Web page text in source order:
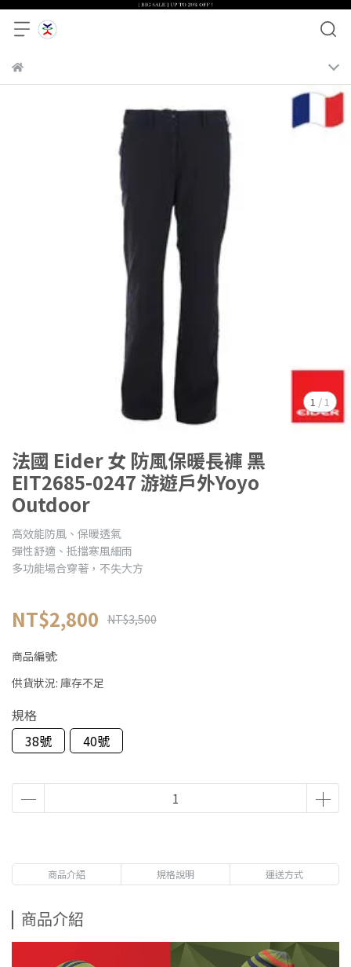
1 /1
法國 Eider 女 防風保暖長褲 黑
EIT2685-0247 游遊戶外Yoyo
Outdoor
高效能防風、保暖透氣
彈性舒適、抵擋寒風細雨
多功能場合穿著，不失大方
NT$2,800 NT$3,500
商品編號:
供貨狀況: 庫存不足
規格
38號
40號
商品介紹 規格說明 運送方式
商品介紹